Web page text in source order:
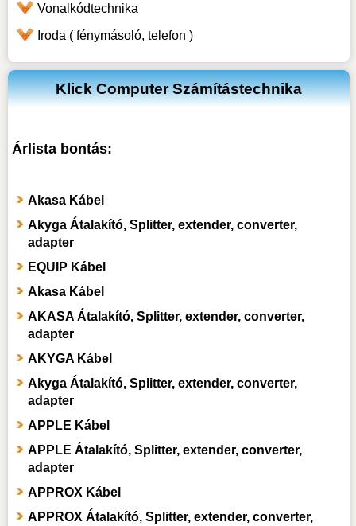
Vonalkódtechnika
Iroda ( fénymásoló, telefon )
Klick Computer Számítástechnika
Árlista bontás:
Akasa Kábel
Akyga Átalakító, Splitter, extender, converter,
adapter
EQUIP Kábel
Akasa Kábel
AKASA Átalakító, Splitter, extender, converter,
adapter
AKYGA Kábel
Akyga Átalakító, Splitter, extender, converter,
adapter
APPLE Kábel
APPLE Átalakító, Splitter, extender, converter,
adapter
APPROX Kábel
APPROX Átalakító, Splitter, extender, converter,